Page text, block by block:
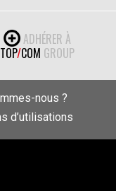
ADHÉRER À
TOP/COM GROUP
nous ?
d’utilisations